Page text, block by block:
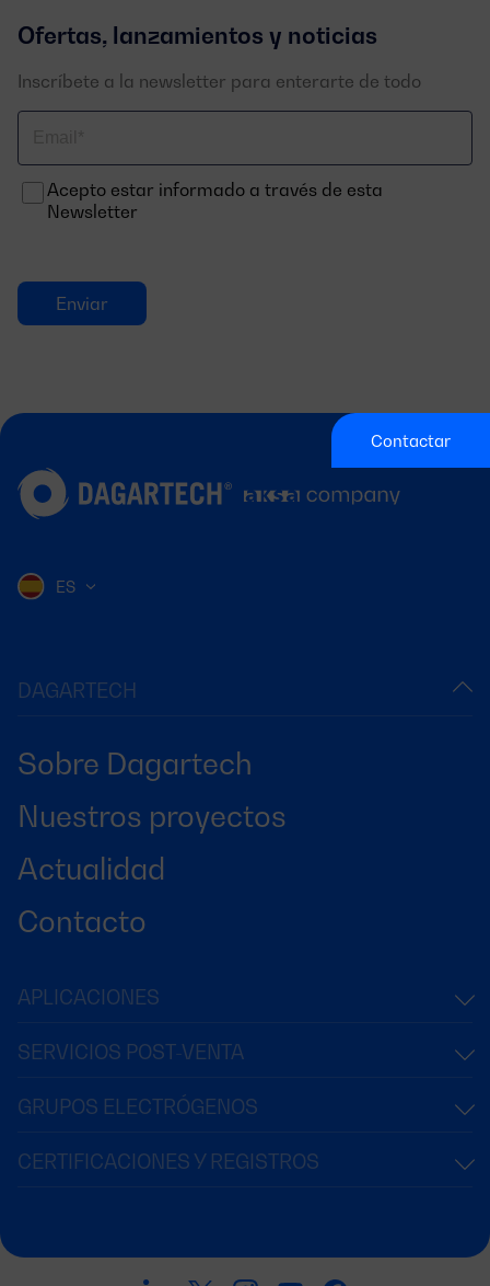
Ofertas, lanzamientos y noticias
Inscríbete a la newsletter para enterarte de todo
electrónico
Acepto estar informado a través de esta
Newsletter
Contactar
DAGARTECH
Sobre Dagartech
Nuestros proyectos
Actualidad
Contacto
ES
APLICACIONES
SERVICIOS POST-VENTA
GRUPOS ELECTRÓGENOS
CERTIFICACIONES Y REGISTROS